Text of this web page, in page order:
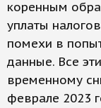
коренным
уплаты
помехи в
данные. Все
временному
феврале 2023